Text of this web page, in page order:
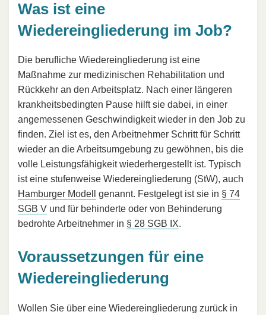
Was ist eine
Wiedereingliederung im Job?
Die berufliche Wiedereingliederung ist eine
Maßnahme zur medizinischen Rehabilitation und
Rückkehr an den Arbeitsplatz. Nach einer längeren
krankheitsbedingten Pause hilft sie dabei, in einer
angemessenen Geschwindigkeit wieder in den Job zu
finden. Ziel ist es, den Arbeitnehmer Schritt für Schritt
wieder an die Arbeitsumgebung zu gewöhnen, bis die
volle Leistungsfähigkeit wiederhergestellt ist. Typisch
ist eine stufenweise Wiedereingliederung (StW), auch
Hamburger Modell
genannt. Festgelegt ist sie in § 74
SGB V und für behinderte oder von Behinderung
bedrohte Arbeitnehmer in § 28 SGB IX.
Voraussetzungen für eine
Wiedereingliederung
Wollen Sie über eine Wiedereingliederung zurück in